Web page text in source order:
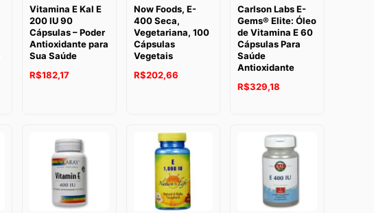
Vitamina E Kal E
200 IU 90
Cápsulas – Poder
Antioxidante para
Sua Saúde
R$182,17
Now Foods, E-
400 Seca,
Vegetariana, 100
Cápsulas
Vegetais
R$202,66
Carlson Labs E-
Gems® Elite: Óleo
de Vitamina E 60
Cápsulas Para
Saúde
Antioxidante
R$329,18